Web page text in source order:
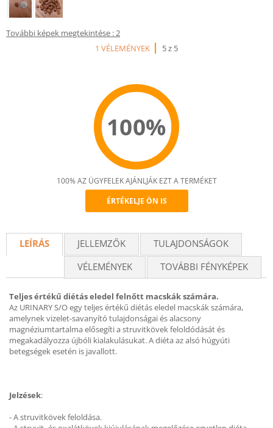
További képek megtekintése : 2
1 VÉLEMÉNYEK
5 z 5
100%
Recommend
100% AZ ÜGYFELEK AJÁNLJÁK EZT A TERMÉKET
ÉRTÉKELJE ÖN IS
LEÍRÁS JELLEMZŐK
TULAJDONSÁGOK
VÉLEMÉNYEK
TOVÁBBI FÉNYKÉPEK
Teljes értékű diétás eledel felnőtt macskák számára.
Az URINARY S/O egy teljes értékű diétás eledel macskák számára,
amelynek vizelet-savanyító tulajdonságai és alacsony
magnéziumtartalma elősegíti a struvitkövek feloldódását és
megakadályozza újbóli kialakulásukat. A diéta az alsó húgyúti
betegségek esetén is javallott.
Jelzések:
- A struvitkövek feloldása.